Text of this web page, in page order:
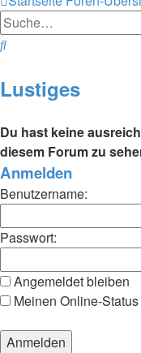
Suche
Lustiges
Du hast keine
diesem Forum zu
Anmelden
Benutzername:
Passwort:
Angemeldet bleiben
Meinen Online-